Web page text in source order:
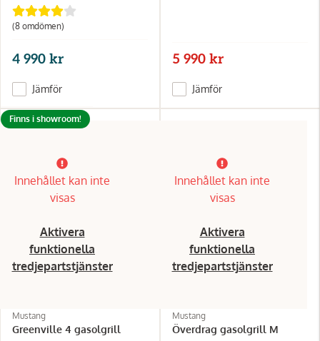
(8 omdömen)
4 990 kr
Jämför
5 990 kr
Jämför
Innehållet kan inte
visas
Aktivera
funktionella
tredjepartstjänster
Mustang
Greenville 4 gasolgrill
Finns i showroom!
Innehållet kan inte
visas
Aktivera
funktionella
tredjepartstjänster
Mustang
Överdrag gasolgrill M